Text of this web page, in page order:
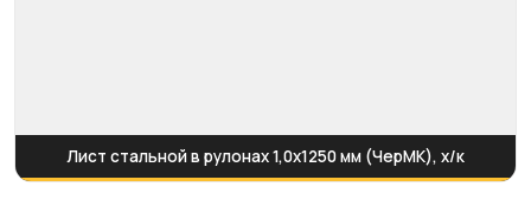
Лист стальной в рулонах 1,0х1250 мм (ЧерМК), х/к